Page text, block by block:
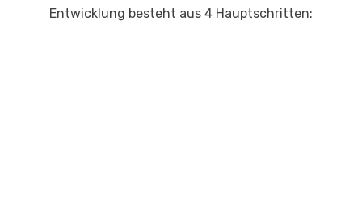
Entwicklung besteht aus 4 Hauptschritten: